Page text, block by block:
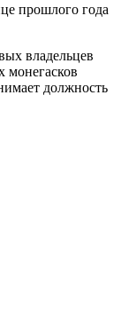
прошлого года
владельцев
монегасков
должность